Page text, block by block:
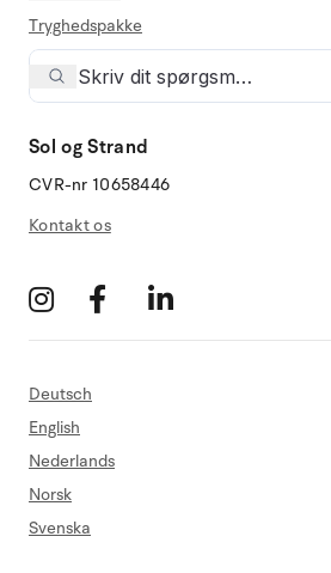
Tryghedspakke
Sol og Strand
CVR-nr 10658446
Kontakt os
Deutsch
English
Nederlands
Norsk
Svenska